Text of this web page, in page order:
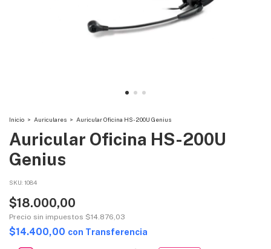
Inicio > Auriculares > Auricular Oficina HS-200U Genius
Auricular Oficina HS-200U
Genius
SKU: 1084
$18.000,00
Precio sin impuestos $14.876,03
$14.400,00 con Transferencia